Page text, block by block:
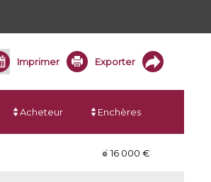
Imprimer Exporter
Acheteur Enchères
16 000 €